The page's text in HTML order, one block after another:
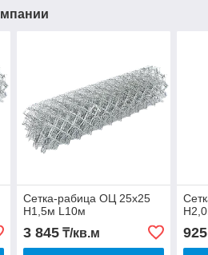
Сетка-рабица ОЦ 25х25
H1,5м L10м
3 845₸/кв.м 925